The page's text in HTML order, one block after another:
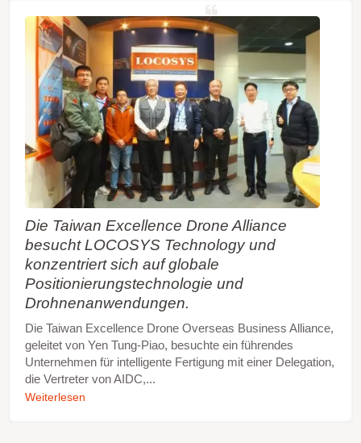
Die Taiwan Excellence Drone Alliance
besucht LOCOSYS Technology und
konzentriert sich auf globale
Positionierungstechnologie und
Drohnenanwendungen.
Die Taiwan Excellence Drone Overseas Business Alliance,
geleitet von Yen Tung-Piao, besuchte ein führendes
Unternehmen für intelligente Fertigung mit einer Delegation,
die Vertreter von AIDC,...
Weiterlesen